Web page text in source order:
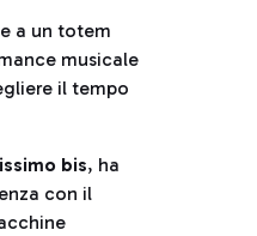
a un totem
musicale
il tempo
bis, ha
con il